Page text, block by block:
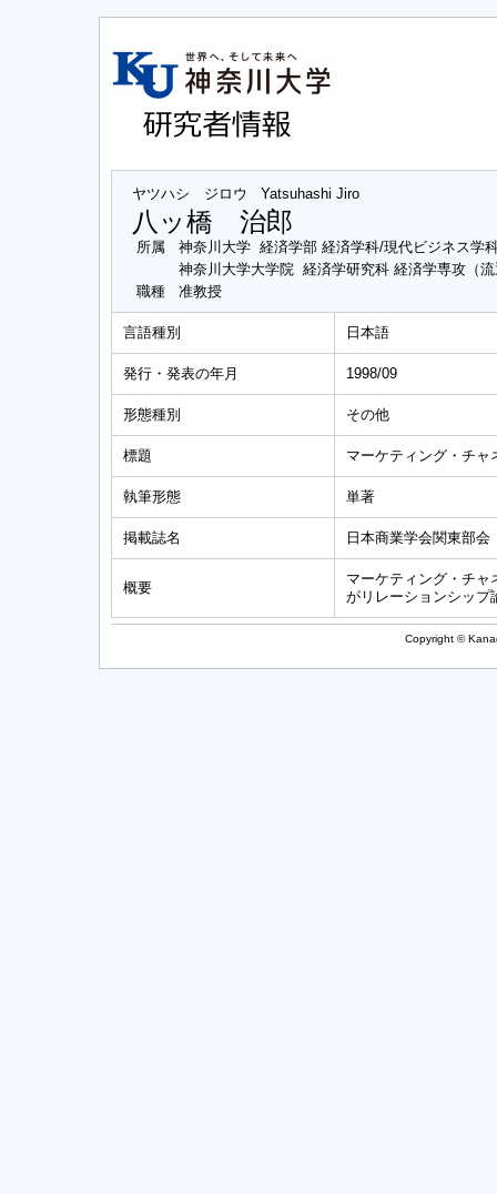
ヤツハシ ジロウ Yatsuhashi Jiro
八ッ橋 治郎
所属
神奈川大学 経済学部 経済学科/現代ビジネス学
神奈川大学大学院 経済学研究科 経済学専攻（
職種
准教授
言語種別 日本語
発行・発表の年月 1998/09
形態種別 その他
標題 マーケティング・チャ
執筆形態 単著
掲載誌名 日本商業学会関東部会
概要
マーケティング・チ
がリレーションシップ
Copyright ©